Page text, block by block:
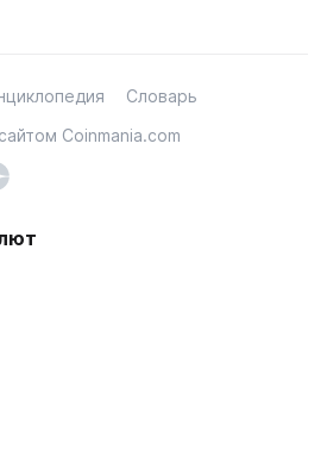
Словарь
Coinmania.com